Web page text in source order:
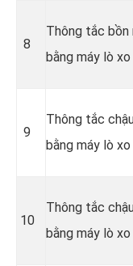
8
Thông tắc
bằng máy lò
9
Thông tắc
bằng máy lò
10
Thông tắc
bằng máy lò